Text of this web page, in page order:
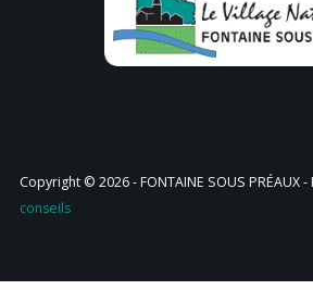
Copyright © 2026 - FONTAINE SOUS PRÉAUX
conseils